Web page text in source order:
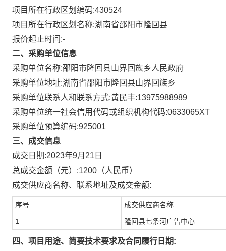
项目所在行政区划编码:430524
项目所在行政区划名称:湖南省邵阳市隆回县
报价起止时间:-
二、采购单位信息
采购单位名称:邵阳市隆回县山界回族乡人民政府
采购单位地址:湖南省邵阳市隆回县山界回族乡
采购单位联系人和联系方式:黄民丰:13975988989
采购单位统一社会信用代码或组织机构代码:0633065XT
采购单位预算编码:925001
三、成交信息
成交日期:2023年9月21日
总成交金额（元）:1200 （人民币）
成交供应商名称、联系地址及成交金额:
序号 成交供应商名称
1 隆回县七条河广告中心
四、项目用途、简要技术要求及合同履行日期: